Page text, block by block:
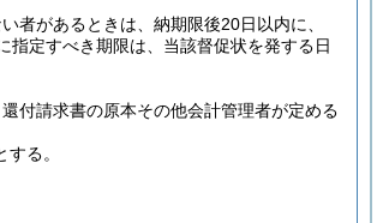
者があるときは、納期限後20日以内に、
指定すべき期限は、当該督促状を発する日
付請求書の原本その他会計管理者が定める
る。